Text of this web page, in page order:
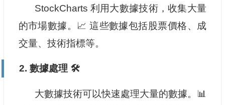
StockCharts 利用大數據技術，收集大量
的市場數據。📈 這些數據包括股票價格、成
交量、技術指標等。
2. 數據處理 🛠️
大數據技術可以快速處理大量的數據。📊